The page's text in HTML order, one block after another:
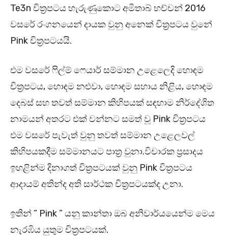
Te3n චිත්‍රපටය හැරුණුකොට අමිතාබ් භච්චන් 2016
වසරේ රංගනයෙන් දායක වුනු අනෙක් චිත්‍රපටය වුනේ
Pink චිත්‍රපටයයි.
එම වසරේ ෆිල්ම් ෆෙයාර් සම්මාන උළෙලෙදි ‍හොඳම
චිත්‍රපටය, හොඳම නළුවා, හොඳම සහාය නිළිය, හොඳම
දෙබස් සහ තවත් සම්මාන කිහිපයක් සඳහාම නිර්දේශිත
නාමයන් අතරට එක් වන්නට සමත් වූ Pink චිත්‍රපට‍ය
එම වස‍රේ පැවැත් වුනු තවත් සම්මාන උළෙලවල්
කිහිපයකදීම සම්මානයට පාත්‍ර වුනා.විචාරක ප්‍රසාදය
ඉහළින්ම දිනාගත් චිත්‍රපටයක් වුනු Pink චිත්‍රපටය
ආදායම් අතින්ද අති සාර්ථක චිත්‍රපටයක්ද උනා.
ඉතින් ” Pink ” යනු කාන්තා ඔබ අනිවාර්යයෙන්ම මෙය
නැරඹිය යුතුම චිත්‍රපටයක්.